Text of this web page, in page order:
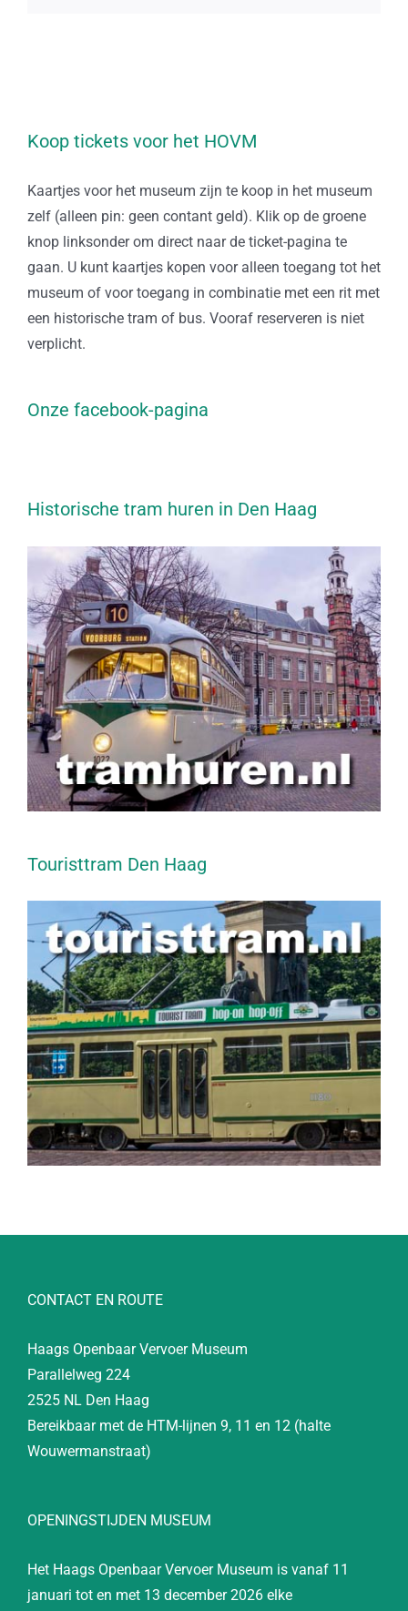
Koop tickets voor het HOVM
Kaartjes voor het museum zijn te koop in het museum
zelf (alleen pin: geen contant geld). Klik op de groene
knop linksonder om direct naar de ticket-pagina te
gaan. U kunt kaartjes kopen voor alleen toegang tot het
museum of voor toegang in combinatie met een rit met
een historische tram of bus. Vooraf reserveren is niet
verplicht.
Onze facebook-pagina
Historische tram huren in Den Haag
Touristtram Den Haag
CONTACT EN ROUTE
Haags Openbaar Vervoer Museum
Parallelweg 224
2525 NL Den Haag
Bereikbaar met de HTM-lijnen 9, 11 en 12 (halte
Wouwermanstraat)
OPENINGSTIJDEN MUSEUM
Het Haags Openbaar Vervoer Museum is vanaf 11
januari tot en met 13 december 2026 elke